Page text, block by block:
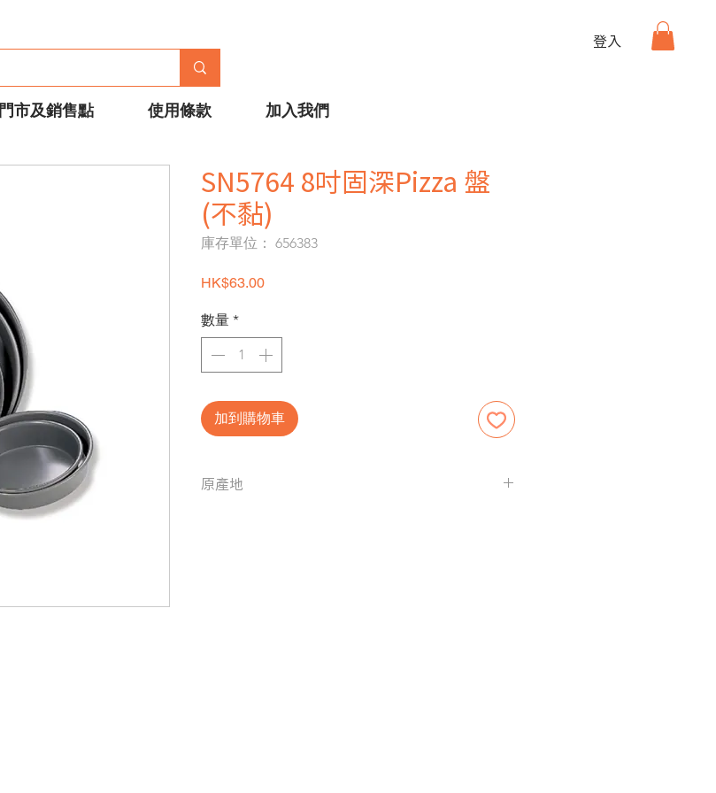
門市及銷售點 使用條款 加入我們
登入
SN5764 8吋固深Pizza 盤
(不黏)
庫存單位： 656383
HK$63.00價格
數量 *
加到購物車
原產地